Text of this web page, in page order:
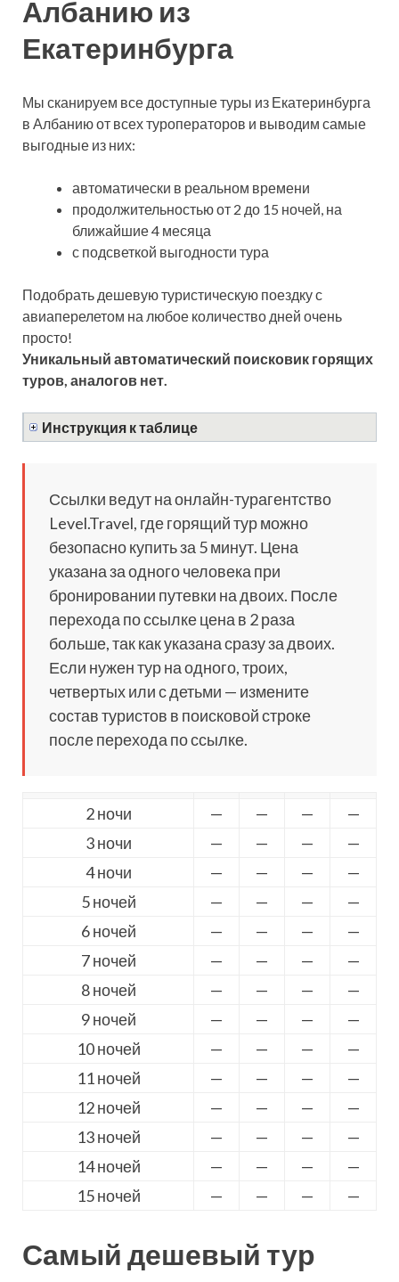
Албанию из
Екатеринбурга
Мы сканируем все доступные туры из Екатеринбурга
в Албанию от всех туроператоров и выводим самые
выгодные из них:
автоматически в реальном времени
продолжительностью от 2 до 15 ночей, на
ближайшие 4 месяца
с подсветкой выгодности тура
Подобрать дешевую туристическую поездку с
авиаперелетом на любое количество дней очень
просто!
Уникальный автоматический поисковик горящих
туров, аналогов нет.
Инструкция к таблице
Ссылки ведут на онлайн-турагентство
Level.Travel, где горящий тур можно
безопасно купить за 5 минут. Цена
указана за одного человека при
бронировании путевки на двоих. После
перехода по ссылке цена в 2 раза
больше, так как указана сразу за двоих.
Если нужен тур на одного, троих,
четвертых или с детьми — измените
состав туристов в поисковой строке
после перехода по ссылке.
2 ночи — — —
—
3 ночи
— — —
—
4 ночи
— — —
—
5 ночей
— — —
—
6 ночей
— — —
—
7 ночей
— — —
—
8 ночей
— — —
—
9 ночей
— — —
—
10 ночей
— — —
—
11 ночей
— — —
—
12 ночей
— — —
—
13 ночей
— — —
—
14 ночей
— — —
—
15 ночей
— — — —
Самый дешевый тур